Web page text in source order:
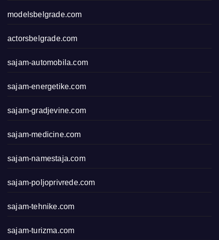
modelsbelgrade.com
actorsbelgrade.com
sajam-automobila.com
sajam-energetike.com
sajam-gradjevine.com
sajam-medicine.com
sajam-namestaja.com
sajam-poljoprivrede.com
sajam-tehnike.com
sajam-turizma.com